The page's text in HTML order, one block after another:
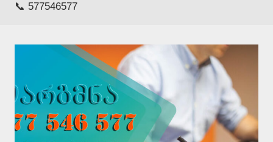
📞 577546577